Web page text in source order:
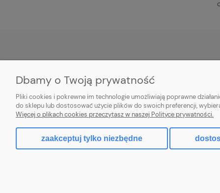
Zwroty i reklamacje
Aplikacja
Regulamin
Ustawienia konta
Przechowalnia
Dbamy o Twoją prywatność
Pliki cookies i pokrewne im technologie umożliwiają poprawne
do sklepu lub dostosować użycie plików do swoich preferencji,
Więcej o plikach cookies przeczytasz w naszej Polityce prywatności.
zaakceptuj tylko niezbędne